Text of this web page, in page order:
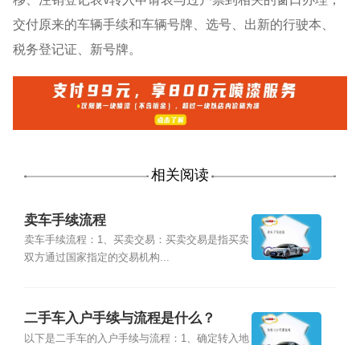
交付原来的车辆手续和车辆号牌、选号、出新的行驶本、
税务登记证、新号牌。
相关阅读
卖车手续流程
卖车手续流程：1、买卖交易：买卖交易是指买卖
双方通过国家指定的交易机构...
二手车入户手续与流程是什么？
以下是二手车的入户手续与流程：1、确定转入地